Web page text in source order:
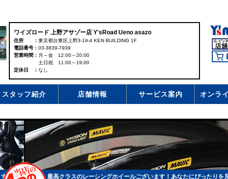
ワイズロード 上野アサゾー店 Y'sRoad Ueno asazo
住所
東京都台東区上野3-19-4 KEN BUILDING 1F
電話番号
03-3839-7939
営業時間
月～金 12:00～20:00
土日祝 11:00～19:00
定休日
なし
スタッフ紹介 店舗情報 サービス案内 オンラ
！ 最高クラスのレーシングホイールございます！あなたにぴったりを